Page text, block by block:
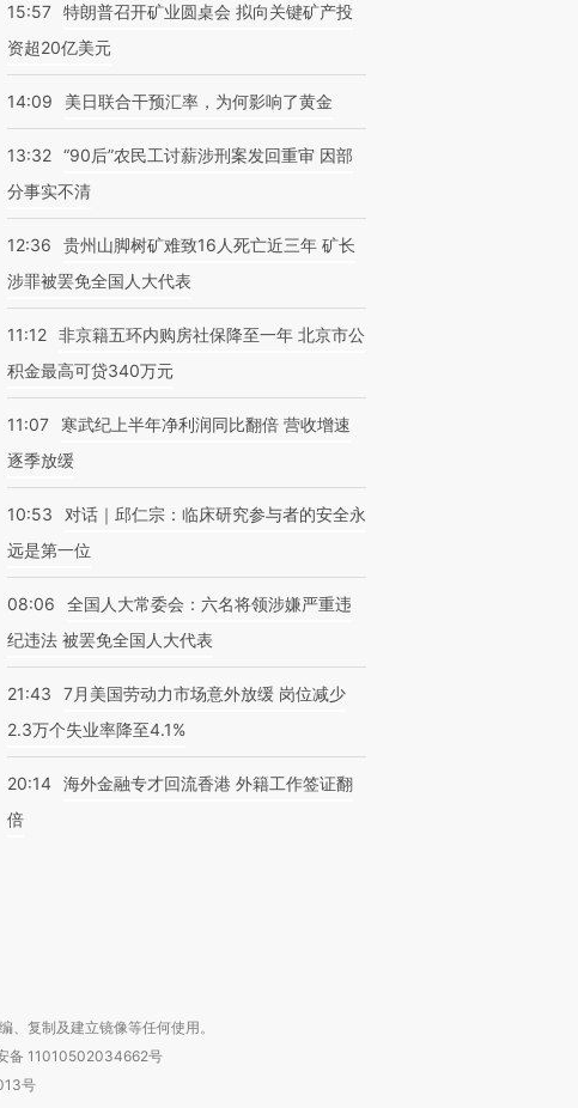
员跨国走私7万
丸 尿检体内含3种
度Z世代 用街头抗争将教
育部长拱下台
飞地休达
走进第四届链博
15:57 特朗普召开矿业圆桌会 拟向关键矿产投
资超20亿美元
14:09 美日联合干预汇率，为何影响了黄金
13:32 “90后”农民工讨薪涉刑案发回重审 因部
分事实不清
12:36
贵州山脚树矿难致16人死亡近三年 矿长
涉罪被罢免全国人大代表
11:12 非京籍五环内购房社保降至一年 北京市公
积金最高可贷340万元
11:07
寒武纪上半年净利润同比翻倍 营收增速
逐季放缓
10:53
对话｜邱仁宗：临床研究参与者的安全永
远是第一位
08:06
全国人大常委会：六名将领涉嫌严重违
纪违法 被罢免全国人大代表
21:43
7月美国劳动力市场意外放缓 岗位减少
2.3万个失业率降至4.1%
20:14 海外金融专才回流香港 外籍工作签证翻
倍
复制及建立镜像等任何使用。
备 11010502034662号
号